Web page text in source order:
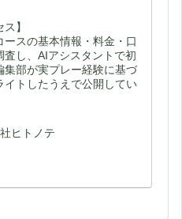
】
ースの基本情報・料金・口
査し、AIアシスタントで初
集部が実プレー経験に基づ
イトしたうえで公開してい
ヒトノテ